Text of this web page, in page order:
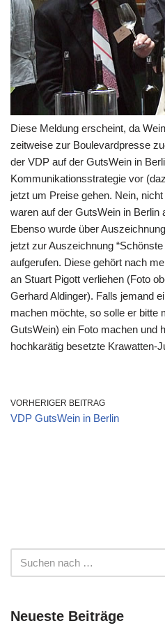
Diese Meldung erscheint, da
zeitweise zur Boulevardpresse
der VDP auf der GutsWein in
Kommunikationsstrategie vor
jetzt um Preise gehen. Nein,
waren auf der GutsWein in Berlin
Ebenso wurde über
jetzt zur Auszeichnung
aufgerufen. Diese gehört nach
an Stuart Pigott verliehen (Foto
Gerhard Aldinger). Falls jemand
machen möchte, so solle er bitte
GutsWein) ein Foto machen und
hochkarätig besetzte Krawatten-
VORHERIGER BEITRAG
VDP GutsWein in Berlin
Neueste Beiträge